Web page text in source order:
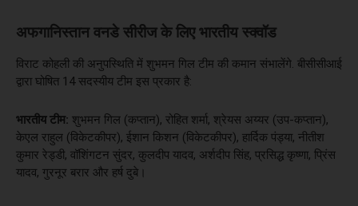
अफगानिस्तान वनडे सीरीज के लिए भारतीय स्क्वॉड
विराट कोहली की अनुपस्थिति में शुभमन गिल टीम की कमान संभालेंगे. बीसीसीआई
द्वारा घोषित 14 सदस्यीय टीम इस प्रकार है:
भारतीय टीम: शुभमन गिल (कप्तान), रोहित शर्मा, श्रेयस अय्यर (उप-कप्तान),
केएल राहुल (विकेटकीपर), ईशान किशन (विकेटकीपर), हार्दिक पंड्या, नीतीश
कुमार रेड्डी, वॉशिंगटन सुंदर, कुलदीप यादव, अर्शदीप सिंह, प्रसिद्ध कृष्णा, प्रिंस
यादव, गुरनूर बरार और हर्ष दुबे।